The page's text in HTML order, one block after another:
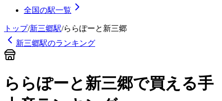
全国の駅一覧
トップ/新三郷駅/ららぽーと新三郷
新三郷駅のランキング
ららぽーと新三郷で買える手